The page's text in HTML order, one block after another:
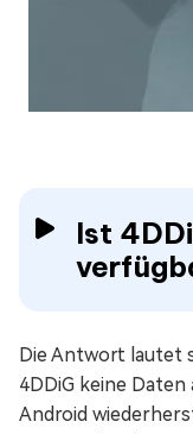
Ist
Die Antwort lautet
4DDiG keine
Android